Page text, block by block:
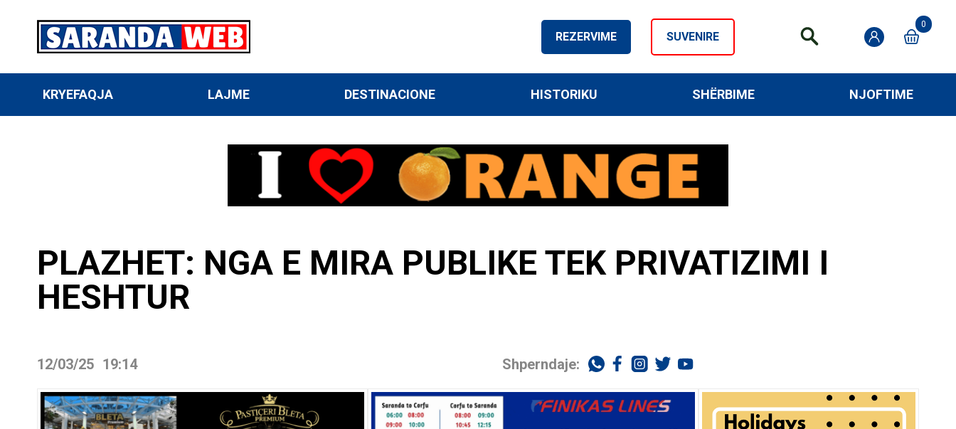
REZERVIME SUVENIRE
0
KRYEFAQJA LAJME DESTINACIONE HISTORIKU SHËRBIME NJOFTIME
PLAZHET: NGA E MIRA PUBLIKE TEK PRIVATIZIMI I
HESHTUR
12/03/25 19:14 Shperndaje: